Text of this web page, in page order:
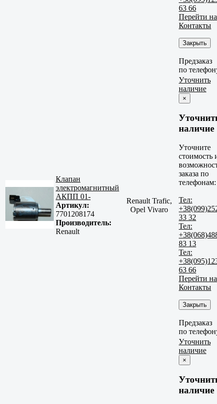
63 66
Перейти на
Контакты
Закрыть
Предзаказ
по
Клапан
электромагнитный
АКПП 01-
Артикул:
7701208174
Производитель:
Renault
Renault Trafic,
Opel Vivaro
Уточнить
наличие
×
наличие
Уточните
стоимость
заказа по
телефонам:
Тел:
33 32
Тел:
83 13
Тел:
63 66
Перейти на
Контакты
Закрыть
Предзаказ
по
Уточнить
наличие
×
наличие